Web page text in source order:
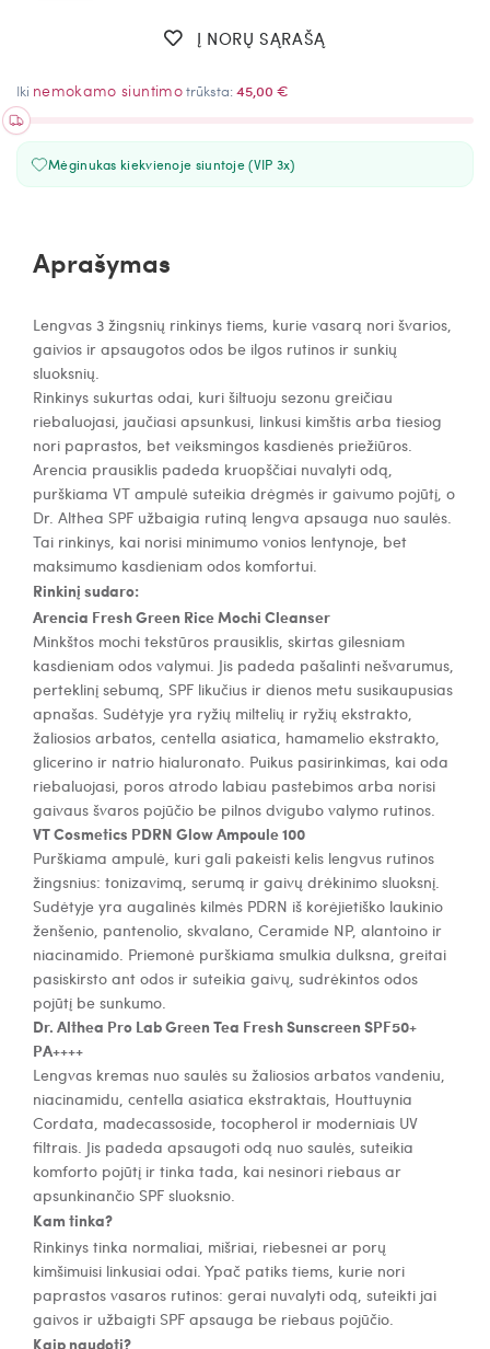
Į NORŲ SĄRAŠĄ
Iki nemokamo siuntimotrūksta:45,00 €
Mėginukas kiekvienoje siuntoje (VIP 3x)
Aprašymas
Lengvas 3 žingsnių rinkinys tiems, kurie vasarą nori švarios,
gaivios ir apsaugotos odos be ilgos rutinos ir sunkių
sluoksnių.
Rinkinys sukurtas odai, kuri šiltuoju sezonu greičiau
riebaluojasi, jaučiasi apsunkusi, linkusi kimštis arba tiesiog
nori paprastos, bet veiksmingos kasdienės priežiūros.
Arencia prausiklis padeda kruopščiai nuvalyti odą,
purškiama VT ampulė suteikia drėgmės ir gaivumo pojūtį, o
Dr. Althea SPF užbaigia rutiną lengva apsauga nuo saulės.
Tai rinkinys, kai norisi minimumo vonios lentynoje, bet
maksimumo kasdieniam odos komfortui.
Rinkinį sudaro:
Arencia Fresh Green Rice Mochi Cleanser
Minkštos mochi tekstūros prausiklis, skirtas gilesniam
kasdieniam odos valymui. Jis padeda pašalinti nešvarumus,
perteklinį sebumą, SPF likučius ir dienos metu susikaupusias
apnašas. Sudėtyje yra ryžių miltelių ir ryžių ekstrakto,
žaliosios arbatos, centella asiatica, hamamelio ekstrakto,
glicerino ir natrio hialuronato. Puikus pasirinkimas, kai oda
riebaluojasi, poros atrodo labiau pastebimos arba norisi
gaivaus švaros pojūčio be pilnos dvigubo valymo rutinos.
VT Cosmetics PDRN Glow Ampoule 100
Purškiama ampulė, kuri gali pakeisti kelis lengvus rutinos
žingsnius: tonizavimą, serumą ir gaivų drėkinimo sluoksnį.
Sudėtyje yra augalinės kilmės PDRN iš korėjietiško laukinio
ženšenio, pantenolio, skvalano, Ceramide NP, alantoino ir
niacinamido. Priemonė purškiama smulkia dulksna, greitai
pasiskirsto ant odos ir suteikia gaivų, sudrėkintos odos
pojūtį be sunkumo.
Dr. Althea Pro Lab Green Tea Fresh Sunscreen SPF50+
PA++++
Lengvas kremas nuo saulės su žaliosios arbatos vandeniu,
niacinamidu, centella asiatica ekstraktais, Houttuynia
Cordata, madecassoside, tocopherol ir moderniais UV
filtrais. Jis padeda apsaugoti odą nuo saulės, suteikia
komforto pojūtį ir tinka tada, kai nesinori riebaus ar
apsunkinančio SPF sluoksnio.
Kam tinka?
Rinkinys tinka normaliai, mišriai, riebesnei ar porų
kimšimuisi linkusiai odai. Ypač patiks tiems, kurie nori
paprastos vasaros rutinos: gerai nuvalyti odą, suteikti jai
gaivos ir užbaigti SPF apsauga be riebaus pojūčio.
Kaip naudoti?